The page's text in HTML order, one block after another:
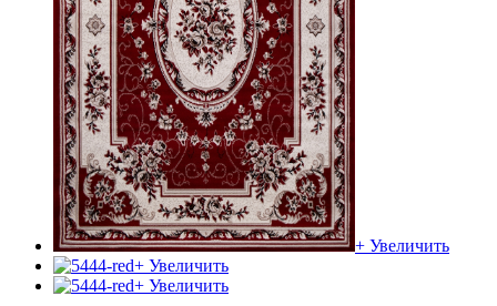
+ Увеличить
+ Увеличить
+ Увеличить